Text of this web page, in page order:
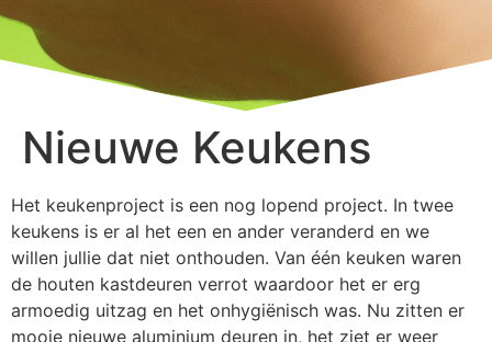
Nieuwe Keukens
Het keukenproject is een nog lopend project. In twee
keukens is er al het een en ander veranderd en we
willen jullie dat niet onthouden. Van één keuken waren
de houten kastdeuren verrot waardoor het er erg
armoedig uitzag en het onhygiënisch was. Nu zitten er
mooie nieuwe aluminium deuren in, het ziet er weer